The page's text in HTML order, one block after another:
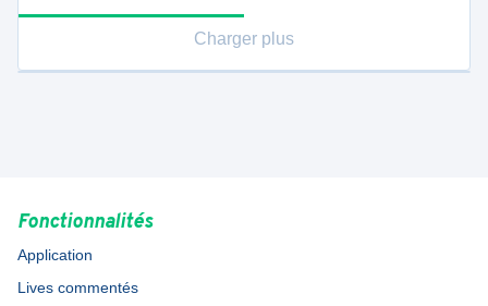
Charger plus
Fonctionnalités
Application
Lives commentés